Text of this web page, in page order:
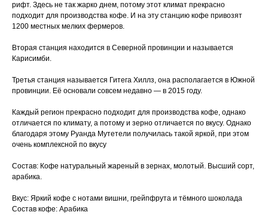
рифт. Здесь не так жарко днем, потому этот климат прекрасно
подходит для производства кофе. И на эту станцию кофе привозят
1200 местных мелких фермеров.
Вторая станция находится в Северной провинции и называется
Карисимби.
Третья станция называется Гитега Хиллз, она располагается в Южной
провинции. Её основали совсем недавно — в 2015 году.
Каждый регион прекрасно подходит для производства кофе, однако
отличается по климату, а потому и зерно отличается по вкусу. Однако
благодаря этому Руанда Мутетели получилась такой яркой, при этом
очень комплексной по вкусу
Состав: Кофе натуральный жареный в зернах, молотый. Высший сорт,
арабика.
Вкус: Яркий кофе с нотами вишни, грейпфрута и тёмного шоколада
Состав кофе: Арабика